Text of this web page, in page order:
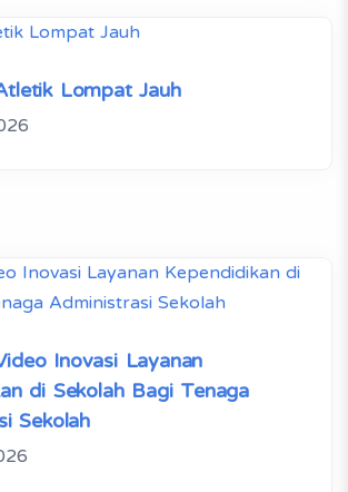
Lompat Jauh
Inovasi Layanan
di Sekolah Bagi Tenaga
Sekolah